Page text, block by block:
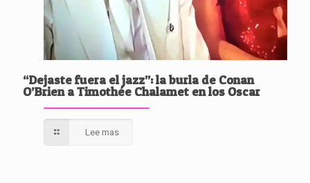
“Dejaste fuera el jazz”: la burla de Conan
O’Brien a Timothée Chalamet en los Oscar
Lee mas